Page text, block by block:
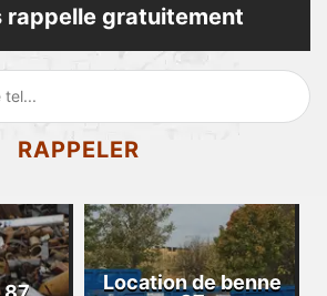
rappelle gratuitement
Location de benne